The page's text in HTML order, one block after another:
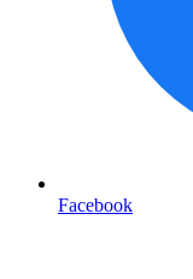
Facebook